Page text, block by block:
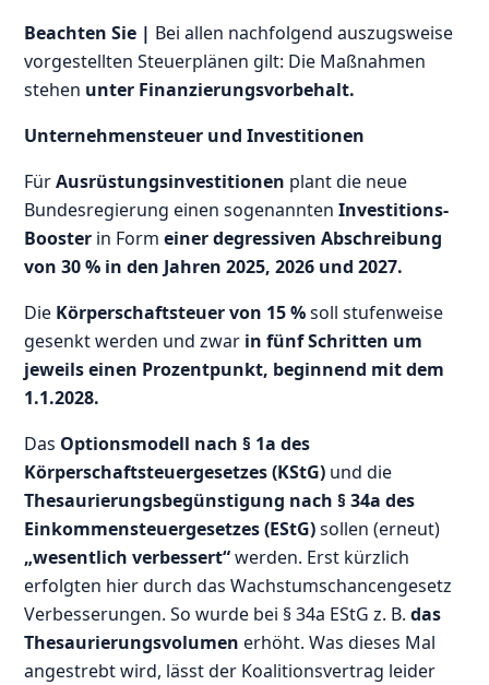
Beachten Sie | Bei allen nachfolgend auszugsweise
vorgestellten Steuerplänen gilt: Die Maßnahmen
stehen unter Finanzierungsvorbehalt.
Unternehmensteuer und Investitionen
FürAusrüstungsinvestitionen plant die neue
Bundesregierung einen sogenanntenInvestitions-
Booster in Formeiner degressiven Abschreibung
von 30 % in den Jahren 2025, 2026 und 2027.
Die Körperschaftsteuer von 15 %soll stufenweise
gesenkt werden und zwar in fünf Schritten um
jeweils einen Prozentpunkt, beginnend mit dem
1.1.2028.
Das Optionsmodell nach § 1a des
Körperschaftsteuergesetzes (KStG) und die
Thesaurierungsbegünstigung nach § 34a des
Einkommensteuergesetzes (EStG)sollen (erneut)
„wesentlich verbessert“werden. Erst kürzlich
erfolgten hier durch das Wachstumschancengesetz
Verbesserungen. So wurde bei § 34a EStG z. B.das
Thesaurierungsvolumen erhöht. Was dieses Mal
angestrebt wird, lässt der Koalitionsvertrag leider